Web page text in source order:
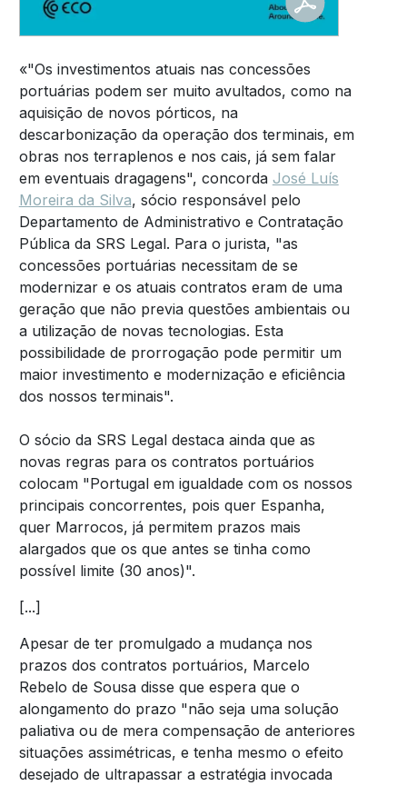
«"Os investimentos atuais nas concessões
portuárias podem ser muito avultados, como na
aquisição de novos pórticos, na
descarbonização da operação dos terminais, em
obras nos terraplenos e nos cais, já sem falar
em eventuais dragagens", concorda José Luís
Moreira da Silva, sócio responsável pelo
Departamento de Administrativo e Contratação
Pública da SRS Legal. Para o jurista, "as
concessões portuárias necessitam de se
modernizar e os atuais contratos eram de uma
geração que não previa questões ambientais ou
a utilização de novas tecnologias. Esta
possibilidade de prorrogação pode permitir um
maior investimento e modernização e eficiência
dos nossos terminais".
O sócio da SRS Legal destaca ainda que as
novas regras para os contratos portuários
colocam "Portugal em igualdade com os nossos
principais concorrentes, pois quer Espanha,
quer Marrocos, já permitem prazos mais
alargados que os que antes se tinha como
possível limite (30 anos)".
[...]
Apesar de ter promulgado a mudança nos
prazos dos contratos portuários, Marcelo
Rebelo de Sousa disse que espera que o
alongamento do prazo "não seja uma solução
paliativa ou de mera compensação de anteriores
situações assimétricas, e tenha mesmo o efeito
desejado de ultrapassar a estratégia invocada